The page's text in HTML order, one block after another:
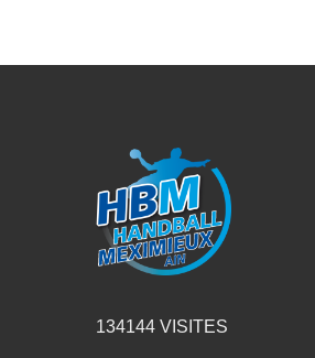
134144 VISITES